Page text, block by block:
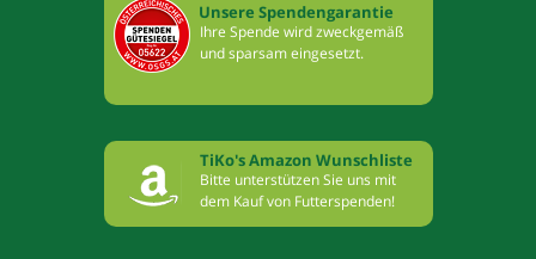
Unsere Spendengarantie
Ihre Spende wird zweckgemäß
und sparsam eingesetzt.
TiKo's Amazon Wunschliste
Bitte unterstützen Sie uns mit
dem Kauf von Futterspenden!